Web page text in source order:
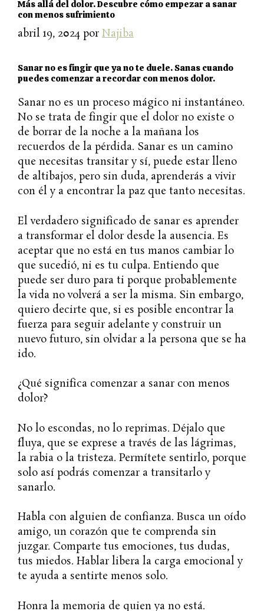
Más allá del dolor. Descubre cómo empezar a sanar
con menos sufrimiento
abril 19, 2024 por Najiba
Sanar no es fingir que ya no te duele. Sanas cuando
puedes comenzar a recordar con menos dolor.
Sanar no es un proceso mágico ni instantáneo.
No se trata de fingir que el dolor no existe o
de borrar de la noche a la mañana los
recuerdos de la pérdida. Sanar es un camino
que necesitas transitar y sí, puede estar lleno
de altibajos, pero sin duda, aprenderás a vivir
con él y a encontrar la paz que tanto necesitas.
El verdadero significado de sanar es aprender
a transformar el dolor desde la ausencia. Es
aceptar que no está en tus manos cambiar lo
que sucedió, ni es tu culpa. Entiendo que
puede ser duro para ti porque probablemente
la vida no volverá a ser la misma. Sin embargo,
quiero decirte que, si es posible encontrar la
fuerza para seguir adelante y construir un
nuevo futuro, sin olvidar a la persona que se ha
ido.
¿Qué significa comenzar a sanar con menos
dolor?
No lo escondas, no lo reprimas. Déjalo que
fluya, que se exprese a través de las lágrimas,
la rabia o la tristeza. Permítete sentirlo, porque
solo así podrás comenzar a transitarlo y
sanarlo.
Habla con alguien de confianza. Busca un oído
amigo, un corazón que te comprenda sin
juzgar. Comparte tus emociones, tus dudas,
tus miedos. Hablar libera la carga emocional y
te ayuda a sentirte menos solo.
Honra la memoria de quien ya no está.